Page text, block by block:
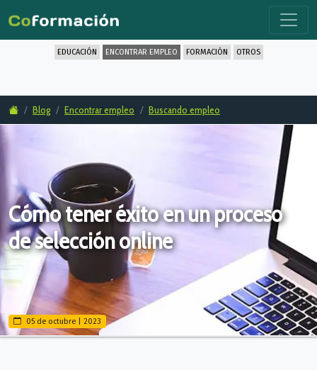
EDUCACIÓN ENCONTRAR EMPLEO FORMACIÓN OTROS
Blog Encontrar empleo Buscando empleo
Cómo tener éxito en un proceso
de selección online
05 de octubre | 2023